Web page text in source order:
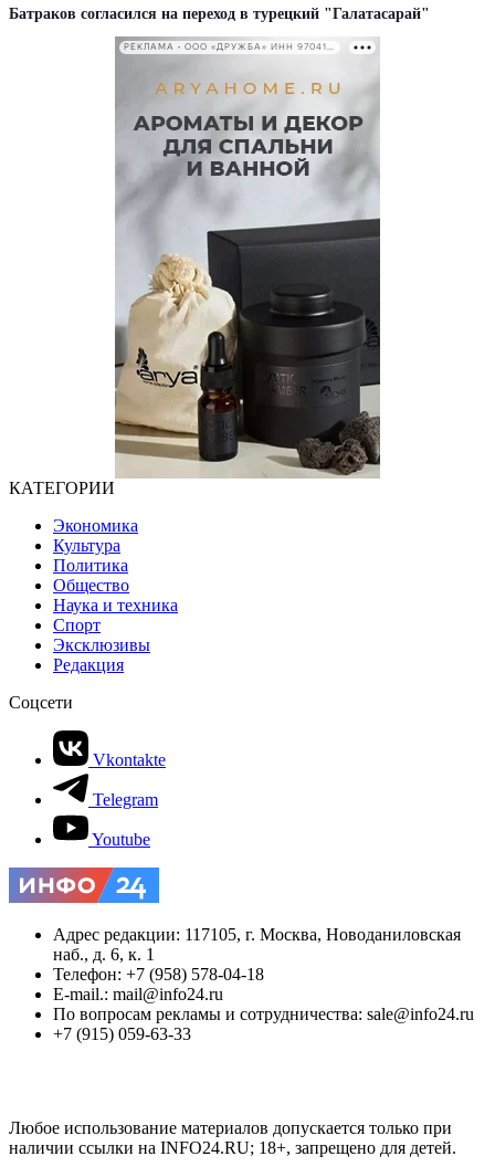
Батраков согласился на переход в турецкий "Галатасарай"
РЕКЛАМА • ООО «ДРУЖБА» ИНН 9704146411
КАТЕГОРИИ
Экономика
Культура
Политика
Общество
Наука и техника
Спорт
Эксклюзивы
Редакция
Соцсети
Vkontakte
Telegram
Youtube
Адрес редакции: 117105, г. Москва, Новоданиловская
наб., д. 6, к. 1
Телефон: +7 (958) 578-04-18
E-mail.: mail@info24.ru
По вопросам рекламы и сотрудничества: sale@info24.ru
+7 (915) 059-63-33
Любое использование материалов допускается только при
наличии ссылки на INFO24.RU; 18+, запрещено для детей.